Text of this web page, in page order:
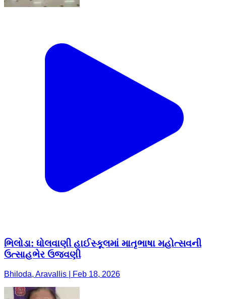
ભિલોડા: ધોલવાણી હાઈસ્કૂલમાં માતૃભાષા મહોત્સવની
ઉત્સાહભેર ઉજવણી
Bhiloda, Aravallis | Feb 18, 2026